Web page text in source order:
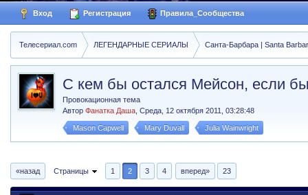
Вход Регистрация Правила_Сообщества
Телесериал.com ЛЕГЕНДАРНЫЕ СЕРИАЛЫ Санта-Барбара | Santa
С кем бы остался Мейсон, если
Провокационная тема
АвторФанатка Даша ,Среда, 12 октября 2011, 03:28:48
Mason Capwell Mary Duvall Julia Wainwright
«назад Страницы 1 2 3 4 вперед» 23